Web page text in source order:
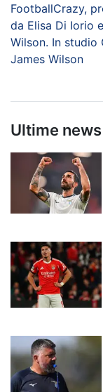
FootballCrazy,
da Elisa Di Iorio
Wilson. In studio
James Wilson
Ultime news